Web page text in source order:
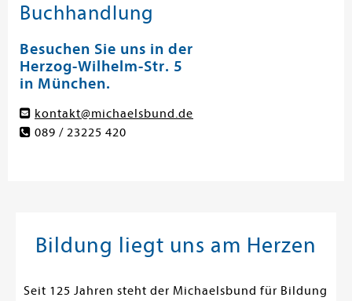
Buchhandlung
Besuchen Sie uns in der
Herzog-Wilhelm-Str. 5
in München.
kontakt@michaelsbund.de
089 / 23225 420
Bildung liegt uns am Herzen
Seit 125 Jahren steht der Michaelsbund für Bildung